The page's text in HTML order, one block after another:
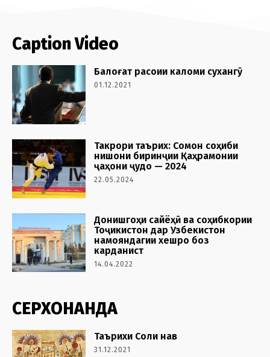
Caption Video
Балоғат расоии каломи сухангӯ
01.12.2021
Такрори таърих: Сомон соҳиби
нишони биринҷии Қаҳрамонии
ҷаҳони ҷудо — 2024
22.05.2024
Донишгоҳи сайёҳӣ ва соҳибкории
Тоҷикистон дар Узбекистон
намояндагии хешро боз
карданист
14.04.2022
СЕРХОНАНДА
Таърихи Соли нав
31.12.2021